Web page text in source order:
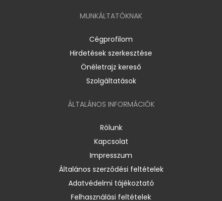
MUNKÁLTATÓKNAK
Cégprofilom
Hirdetések szerkesztése
Önéletrajz kereső
Szolgáltatások
ÁLTALÁNOS INFORMÁCIÓK
Rólunk
Kapcsolat
Impresszum
Általános szerződési feltételek
Adatvédelmi tájékoztató
Felhasználási feltételek